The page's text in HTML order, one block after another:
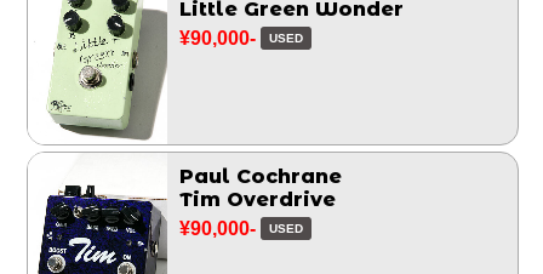
Little Green Wonder
¥90,000- USED
Paul Cochrane
Tim Overdrive
¥90,000- USED